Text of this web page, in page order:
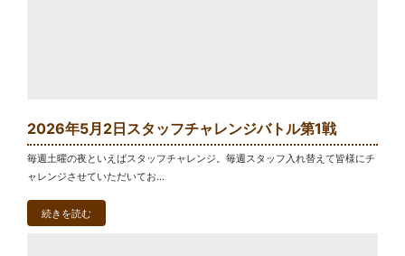
2026年5月2日スタッフチャレンジバトル第1戦
毎週土曜の夜といえばスタッフチャレンジ。毎週スタッフ入れ替えて皆様にチ
ャレンジさせていただいてお...
続きを読む